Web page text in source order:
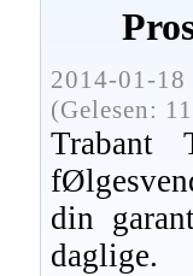
2014-01-
(Gelesen:
din
daglige.